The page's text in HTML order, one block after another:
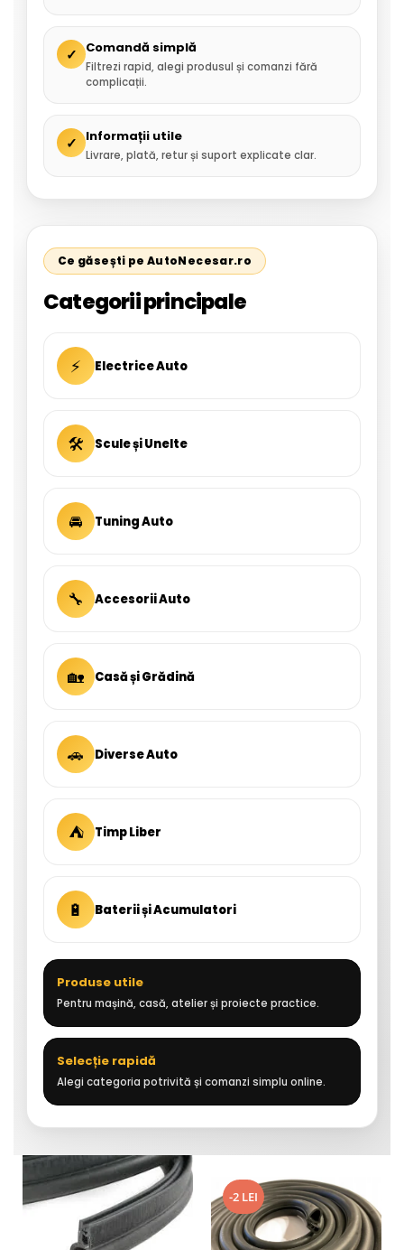
✓ Comandă simplă
Filtrezi rapid, alegi produsul și comanzi fără
complicații.
✓ Informații utile
Livrare, plată, retur și suport explicate clar.
Ce găsești pe AutoNecesar.ro
Categorii principale
⚡ Electrice Auto
🛠 Scule și Unelte
🚘 Tuning Auto
🔧 Accesorii Auto
🏡 Casă și Grădină
🚗 Diverse Auto
⛺ Timp Liber
🔋 Baterii și Acumulatori
Produse utile
Pentru mașină, casă, atelier și proiecte practice.
Selecție rapidă
Alegi categoria potrivită și comanzi simplu online.
-2 LEI